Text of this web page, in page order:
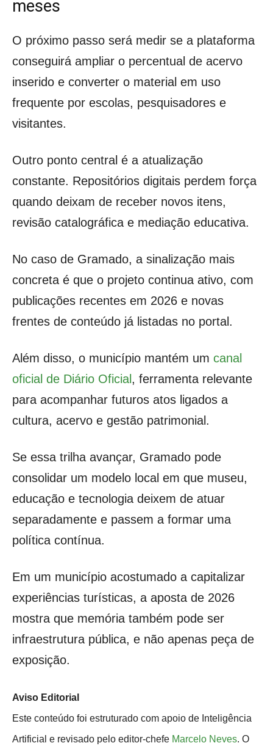
meses
O próximo passo será medir se a plataforma
conseguirá ampliar o percentual de acervo
inserido e converter o material em uso
frequente por escolas, pesquisadores e
visitantes.
Outro ponto central é a atualização
constante. Repositórios digitais perdem força
quando deixam de receber novos itens,
revisão catalográfica e mediação educativa.
No caso de Gramado, a sinalização mais
concreta é que o projeto continua ativo, com
publicações recentes em 2026 e novas
frentes de conteúdo já listadas no portal.
Além disso, o município mantém um canal
oficial de Diário Oficial , ferramenta relevante
para acompanhar futuros atos ligados a
cultura, acervo e gestão patrimonial.
Se essa trilha avançar, Gramado pode
consolidar um modelo local em que museu,
educação e tecnologia deixem de atuar
separadamente e passem a formar uma
política contínua.
Em um município acostumado a capitalizar
experiências turísticas, a aposta de 2026
mostra que memória também pode ser
infraestrutura pública, e não apenas peça de
exposição.
Aviso Editorial
Este conteúdo foi estruturado com apoio de Inteligência
Artificial e revisado pelo editor-chefe Marcelo Neves. O